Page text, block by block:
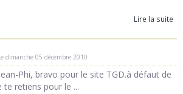
Lire la suite
dimanche 05 décembre 2010
Phi, bravo pour le site TGD.à défaut de
te retiens pour le ...